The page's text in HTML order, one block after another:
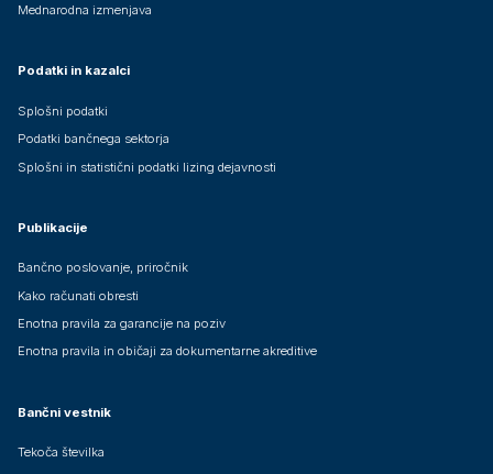
Mednarodna izmenjava
Podatki in kazalci
Splošni podatki
Podatki bančnega sektorja
Splošni in statistični podatki lizing dejavnosti
Publikacije
Bančno poslovanje, priročnik
Kako računati obresti
Enotna pravila za garancije na poziv
Enotna pravila in običaji za dokumentarne akreditive
Bančni vestnik
Tekoča številka